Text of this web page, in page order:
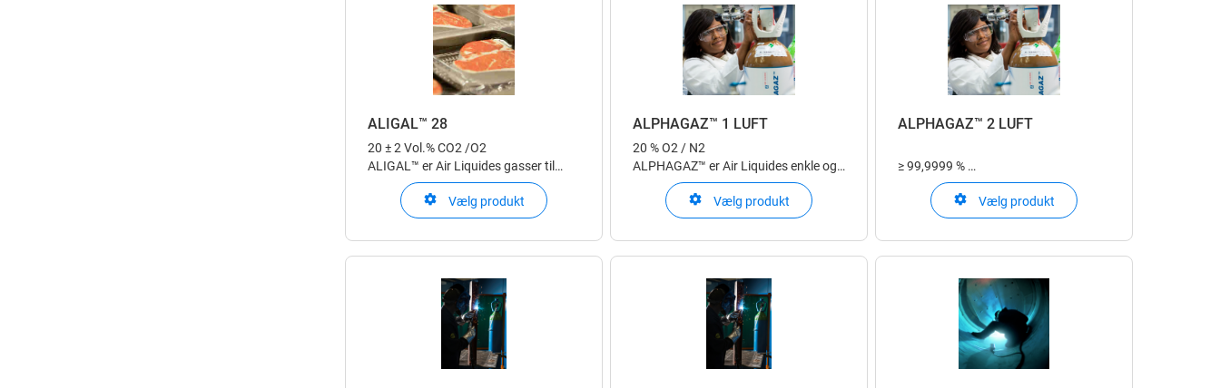
ALIGAL™ 28
20 ± 2 Vol.% CO2 /O2
ALIGAL™ er Air Liquides gasser til
fødevareindustrien
Vælg produkt
ALPHAGAZ™ 1 LUFT
20 % O2 / N2
ALPHAGAZ™ er Air Liquides enkle og
sikre produktvalg til laboratorieformål
ALPHAGAZ™ 1 er udviklet til analyse
fra % til ppm
Vælg produkt
ALPHAGAZ™ 2 LUFT
≥ 99,9999 %
ALPHAGAZ™ er Air Liquides enkle og
sikre produktvalg til laboratorieformål
ALPHAGAZ™ 2 er udviklet til analyse
fra ppm til ppb
Vælg produkt